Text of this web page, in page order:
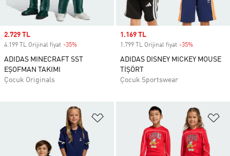
Sale price
2.729 TL
4.199 TL Orijinal fiyat -35%
ADIDAS MINECRAFT SST
EŞOFMAN TAKIMI
Çocuk Originals
Sale price
1.169 TL
1.799 TL Orijinal fiyat -35%
ADIDAS DISNEY MICKEY MOUSE
TİŞÖRT
Çocuk Sportswear
Favori Listesine Ekle